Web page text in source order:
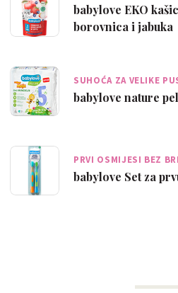
babylove EKO
borovnica i jabuka
SUHOĆA ZA VELIKE
babylove nature
PRVI OSMIJESI BEZ
babylove Set za